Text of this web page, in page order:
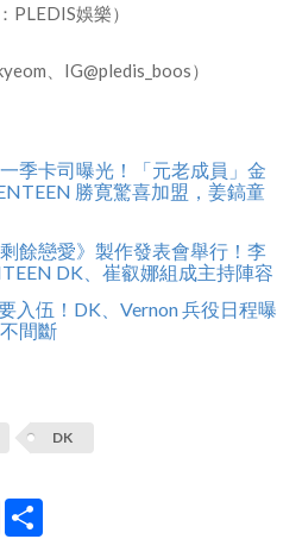
PLEDIS娛樂）
、IG@pledis_boos）
季卡司曝光！「元老成員」金
勝寛驚喜加盟，姜鎬童
餘戀愛》製作發表會舉行！李
DK、崔叡娜組成主持陣容
入伍！DK、Vernon 兵役日程曝
間斷
DK
Copy
Link